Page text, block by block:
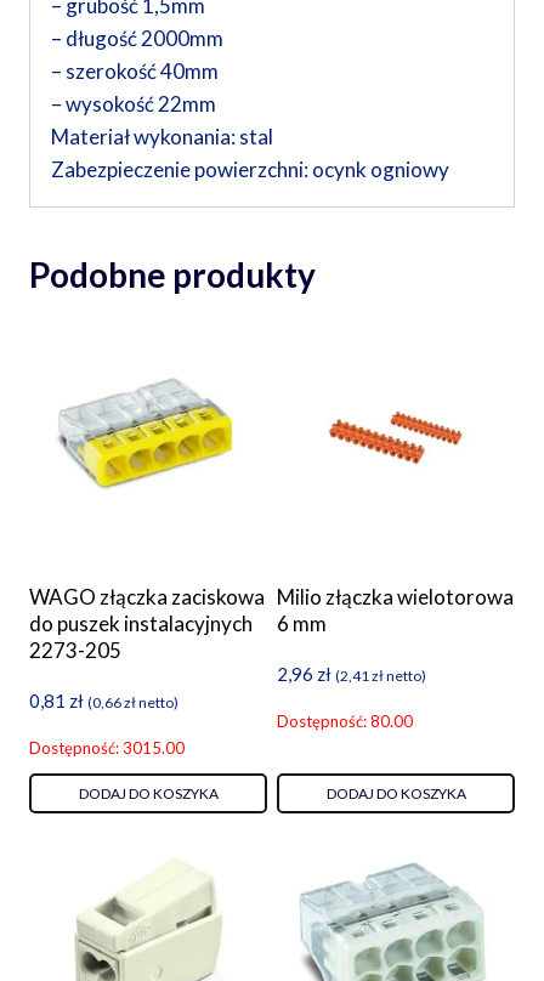
– długość 2000mm
– szerokość 40mm
– wysokość 22mm
Materiał wykonania: stal
Zabezpieczenie powierzchni: ocynk ogniowy
Podobne produkty
WAGO złączka zaciskowa
do puszek instalacyjnych
2273-205
0,81 zł (0,66złnetto)
Dostępność: 3015.00
DODAJ DO KOSZYKA
Milio złączka wielotorowa
6 mm
2,96 zł (2,41 złnetto)
Dostępność: 80.00
DODAJ DO KOSZYKA